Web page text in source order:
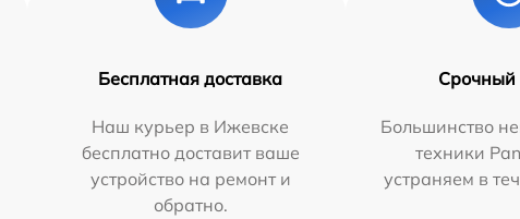
Бесплатная доставка
Наш курьер в Ижевске
бесплатно доставит ваше
устройство на ремонт и
обратно.
Срочный
Большинство
техники
устраняем в